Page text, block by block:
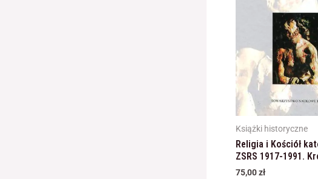
Książki historyczne
Religia i Kościół
ZSRS 1917-1991.
75,00zł